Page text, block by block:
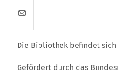
Die Bibliothek befindet sich
Gefördert durch das